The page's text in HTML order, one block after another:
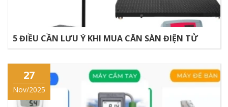
5 ĐIỀU CẦN LƯU Ý KHI MUA CÂN SÀN ĐIỆN TỬ
27
Nov/2025